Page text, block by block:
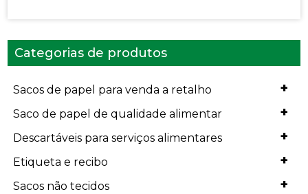
Categorias de produtos
+
Sacos de papel para venda a retalho
+
Saco de papel de qualidade alimentar
+
Descartáveis para serviços alimentares
+
Etiqueta e recibo
+
Sacos não tecidos